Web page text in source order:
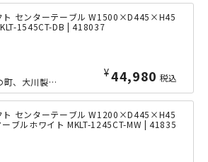
ト センターテーブル W1500×D445×H45
1545CT-DB | 418037
¥44,980 税込
日本を代表する家具の町、大川製のW1500×D445mmサイズの応接用センターテーブルです。高さ450mmは、応接ソファーに座りながら使うのに最適な高さとなっております。現代的なオフィス家具づくりに伝...
ト センターテーブル W1200×D445×H45
ブルホワイト MKLT-1245CT-MW | 41835